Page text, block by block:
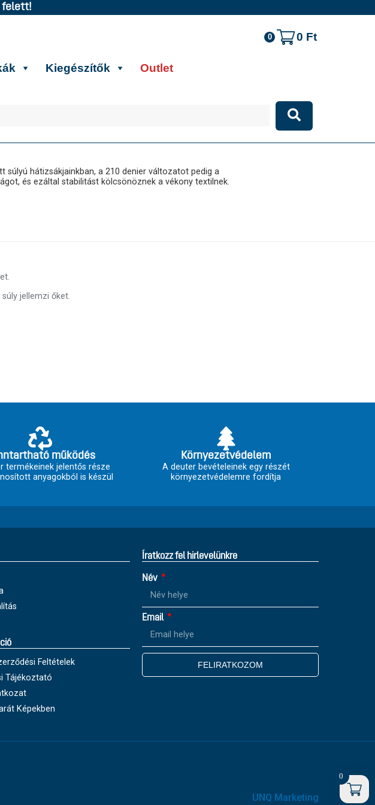
felett!
0 0 Ft
Kiegészítők Outlet
súlyú hátizsákjainkban, a 210 denier változatot pedig a
és ezáltal stabilitást kölcsönöznek a vékony textilnek.
jellemzi őket.
működés
termékeinek jelentős része
anyagokból is készül
Környezetvédelem
A deuter bevételeinek egy részét
környezetvédelemre fordítja
Feltételek
Tájékoztató
Képekben
Íratkozz fel hirlevelünkre
Név
Email
FELIRATKOZOM
UNQ Marketing
0